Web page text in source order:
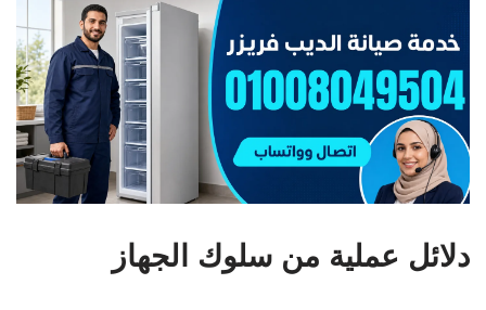
دلائل عملية من سلوك الجهاز